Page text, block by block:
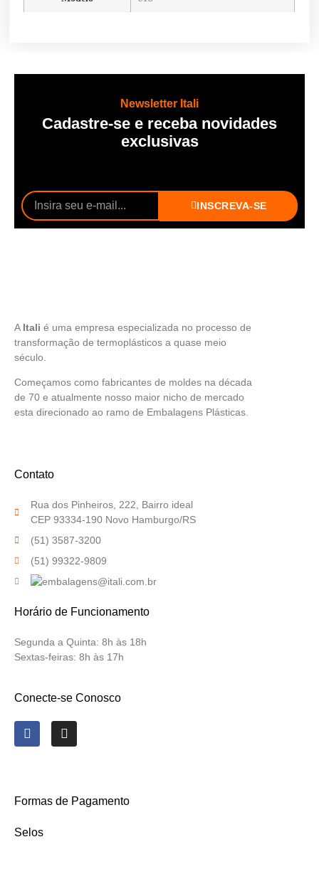
Newsletter Itali
Cadastre-se e receba novidades
exclusivas
INSCREVA-SE
A Itali é uma empresa especializada no processo de
transformação de termoplásticos a quase meio
século.
Começamos como fabricantes de moldes na década
de 70 e atualmente nosso maior nicho de mercado
esta direcionado ao ramo de Embalagens Plásticas.
Contato
Rua dos Pinheiros, 222, Bairro ideal
CEP 93334-190 Novo Hamburgo/RS
(51) 3587-3200
(51) 99322-9809
Horário de Funcionamento
Segunda a Quinta: 8h às 18h
Sextas-feiras: 8h às 17h
Conecte-se Conosco
Formas de Pagamento
Selos